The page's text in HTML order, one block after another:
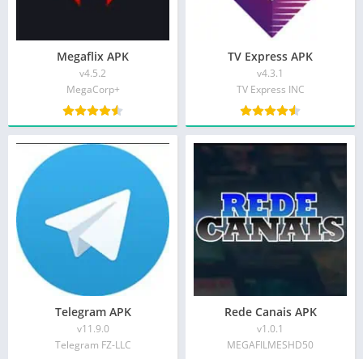
Megaflix APK
v4.5.2
MegaCorp+
TV Express APK
v4.3.1
TV Express INC
Telegram APK
v11.9.0
Telegram FZ-LLC
Rede Canais APK
v1.0.1
MEGAFILMESHD50